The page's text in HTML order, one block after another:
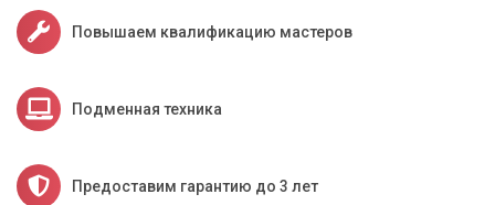
Доступные цены
делая профессиональный ремонт доступным для каждого.
Прозрачное ценообразование без скрытых платежей.
Не откладывайте ремонт вашего МФУ – своевременное
обращение к специалистам позволит избежать более
Повышаем квалификацию мастеров
Подменная техника
Предоставим гарантию до 3 лет